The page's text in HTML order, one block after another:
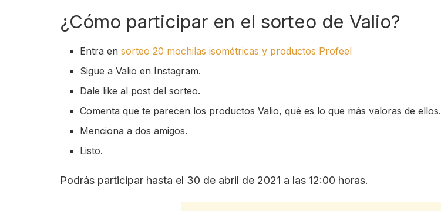
¿Cómo participar en el sorteo de Valio?
Entra ensorteo 20 mochilas isométricas y productos Profeel
Sigue a Valio en Instagram.
Dale like al post del sorteo.
Comenta que te parecen los productos Valio, qué es lo que más valoras de ellos.
Menciona a dos amigos.
Listo.
Podrás participar hasta el 30 de abril de 2021 a las 12:00 horas.